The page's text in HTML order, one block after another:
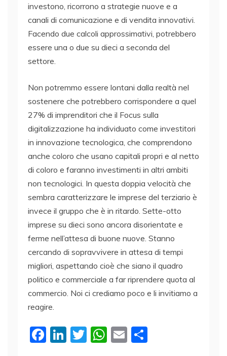
investono, ricorrono a strategie nuove e a
canali di comunicazione e di vendita innovativi.
Facendo due calcoli approssimativi, potrebbero
essere una o due su dieci a seconda del
settore.
Non potremmo essere lontani dalla realtà nel
sostenere che potrebbero corrispondere a quel
27% di imprenditori che il Focus sulla
digitalizzazione ha individuato come investitori
in innovazione tecnologica, che comprendono
anche coloro che usano capitali propri e al netto
di coloro e faranno investimenti in altri ambiti
non tecnologici. In questa doppia velocità che
sembra caratterizzare le imprese del terziario è
invece il gruppo che è in ritardo. Sette-otto
imprese su dieci sono ancora disorientate e
ferme nell’attesa di buone nuove. Stanno
cercando di sopravvivere in attesa di tempi
migliori, aspettando cioè che siano il quadro
politico e commerciale a far riprendere quota al
commercio. Noi ci crediamo poco e li invitiamo a
reagire.
F
Li T
W E